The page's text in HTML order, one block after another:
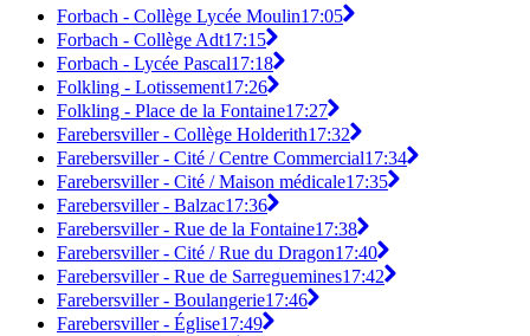
Forbach - Collège Lycée Moulin17:05
Forbach - Collège Adt17:15
Forbach - Lycée Pascal17:18
Folkling - Lotissement17:26
Folkling - Place de la Fontaine17:27
Farebersviller - Collège Holderith17:32
Farebersviller - Cité / Centre Commercial17:34
Farebersviller - Cité / Maison médicale17:35
Farebersviller - Balzac17:36
Farebersviller - Rue de la Fontaine17:38
Farebersviller - Cité / Rue du Dragon17:40
Farebersviller - Rue de Sarreguemines17:42
Farebersviller - Boulangerie17:46
Farebersviller - Église17:49